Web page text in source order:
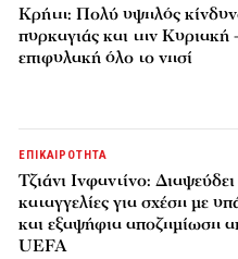
Κρήτη: Πολύ υψηλός
πυρκαγιάς και την Κυριακή
επιφυλακή όλο το νησί
ΕΠΙΚΑΙΡΟΤΗΤΑ
Τζιάνι Ινφαντίνο: Διαψεύδει
καταγγελίες για σχέση με
και εξαψήφια αποζημίωση
UEFA